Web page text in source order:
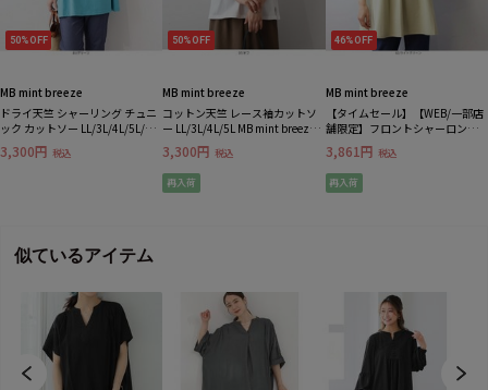
50%OFF
MB mint breeze
ドライ天竺 シャーリング チュニ
ック カットソー LL/3L/4L/5L/6L
MB mint breezeミントブリーズ
3,300円 税込
50%OFF
MB mint breeze
コットン天竺 レース袖カットソ
ー LL/3L/4L/5L MB mint breeze
ミントブリーズ
3,300円 税込
再入荷
46%OFF
MB mint breeze
【タイムセール】【WEB/一部店
舗限定】フロントシャーロング
チュニックLL/3L/4L/5L/6L MB
mint breezeミントブリーズ
3,861円 税込
再入荷